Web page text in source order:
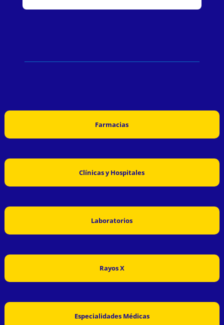
Farmacias
Clínicas y Hospitales
Laboratorios
Rayos X
Especialidades Médicas